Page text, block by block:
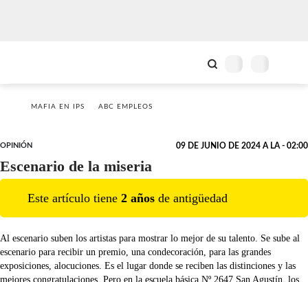
MAFIA EN IPS ABC EMPLEOS
OPINIÓN 09 DE JUNIO DE 2024 A LA - 02:00
Escenario de la miseria
Este artículo tiene 2 años de antigüedad
Al escenario suben los artistas para mostrar lo mejor de su talento. Se sube al
escenario para recibir un premio, una condecoración, para las grandes
exposiciones, alocuciones. Es el lugar donde se reciben las distinciones y las
mejores congratulaciones. Pero en la escuela básica Nº 2647 San Agustín, los